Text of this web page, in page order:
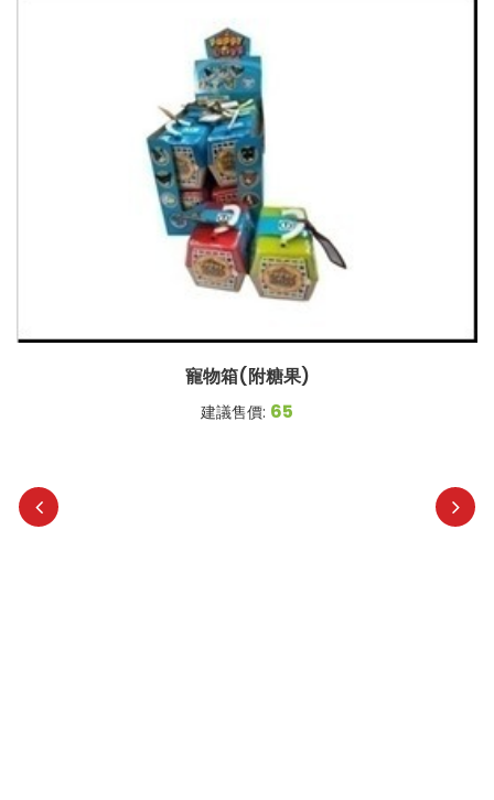
寵物箱(附糖果)
建議售價: 65